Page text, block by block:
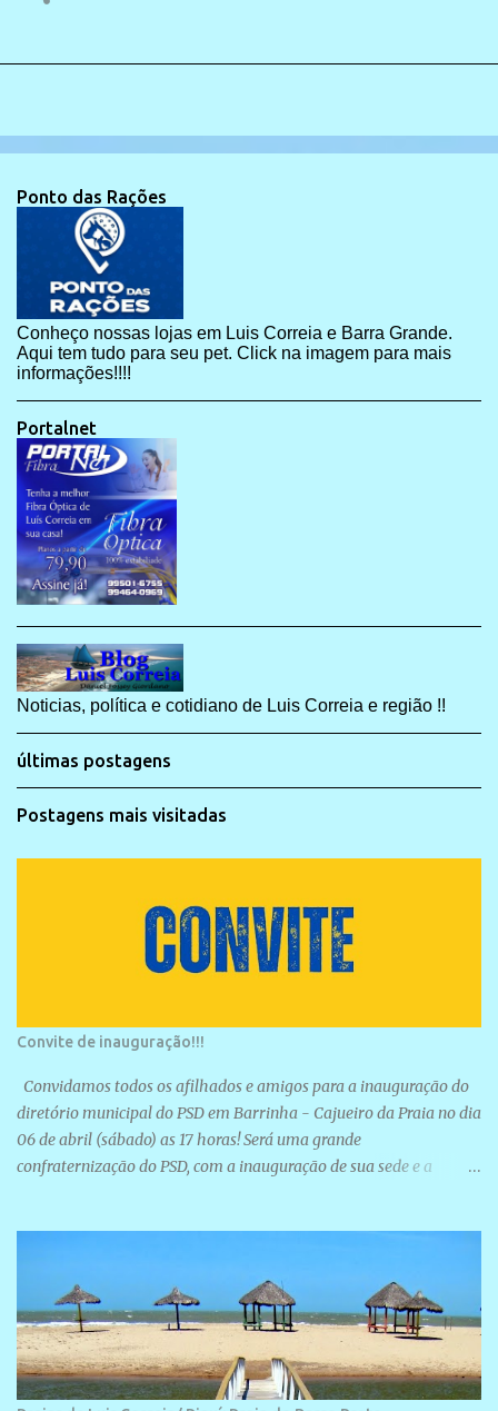
Ponto das Rações
Conheço nossas lojas em Luis Correia e Barra Grande.
Aqui tem tudo para seu pet. Click na imagem para mais
informações!!!!
Portalnet
Noticias, política e cotidiano de Luis Correia e região !!
últimas postagens
Postagens mais visitadas
Convite de inauguração!!!
Convidamos todos os afilhados e amigos para a inauguração do
diretório municipal do PSD em Barrinha - Cajueiro da Praia no dia
06 de abril (sábado) as 17 horas! Será uma grande
confraternização do PSD, com a inauguração de sua sede e a